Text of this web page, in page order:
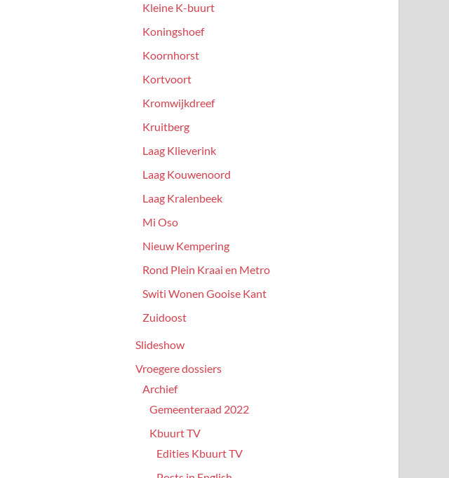
Kleine K-buurt
Koningshoef
Koornhorst
Kortvoort
Kromwijkdreef
Kruitberg
Laag Klieverink
Laag Kouwenoord
Laag Kralenbeek
Mi Oso
Nieuw Kempering
Rond Plein Kraai en Metro
Switi Wonen Gooise Kant
Zuidoost
Slideshow
Vroegere dossiers
Archief
Gemeenteraad 2022
Kbuurt TV
Edities Kbuurt TV